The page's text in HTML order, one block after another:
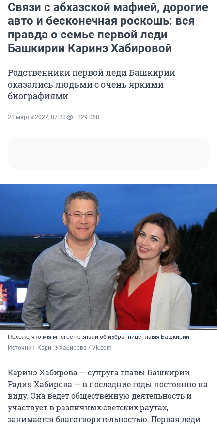
Связи с абхазской мафией, дорогие
авто и бесконечная роскошь: вся
правда о семье первой леди
Башкирии Каринэ Хабировой
Родственники первой леди Башкирии
оказались людьми с очень яркими
биографиями
21 марта 2022, 07:20 129 068
Похоже, что мы многое не знали об избраннице главы Башкирии
Источник: Каринэ Хабирова / Vk.com
Каринэ Хабирова — супруга главы Башкирии
Радия Хабирова — в последние годы постоянно на
виду. Она ведет общественную деятельность и
участвует в различных светских раутах,
занимается благотворительностью. Первая леди